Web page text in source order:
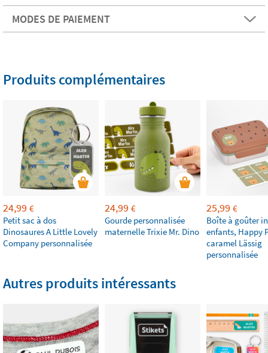
MODES DE PAIEMENT
Produits complémentaires
24,99 €
Petit sac à dos
Dinosaures A Little Lovely
Company personnalisée
24,99 €
Gourde personnalisée
maternelle Trixie Mr. Dino
25,99 €
Boîte à goûter
enfants, Happy
caramel Lässig
personnalisée
Autres produits intéressants